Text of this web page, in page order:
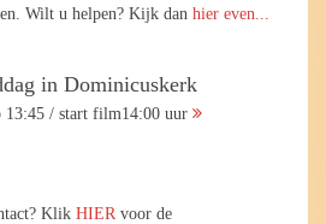
Wilt u helpen? Kijk dan hier even...
in Dominicuskerk
13:45 / start film14:00 uur
Klik HIER voor de